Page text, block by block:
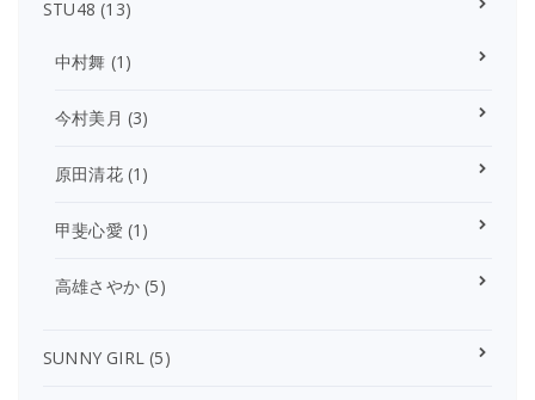
STU48 (13)
中村舞 (1)
今村美月 (3)
原田清花(1)
甲斐心愛 (1)
高雄さやか (5)
SUNNY GIRL (5)